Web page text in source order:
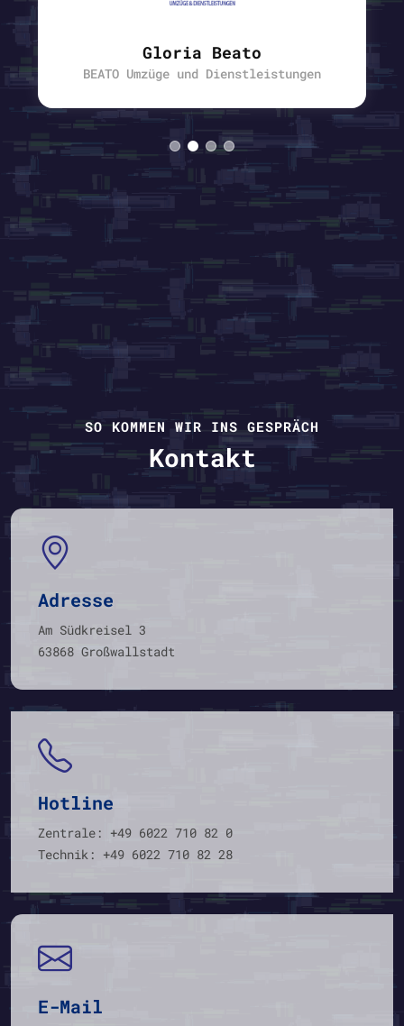
Gloria Beato
BEATO Umzüge und Dienstleistungen
SO KOMMEN WIR INS GESPRÄCH
Kontakt
Adresse
Am Südkreisel 3
63868 Großwallstadt
Hotline
Zentrale: +49 6022 710 82 0
Technik: +49 6022 710 82 28
E-Mail